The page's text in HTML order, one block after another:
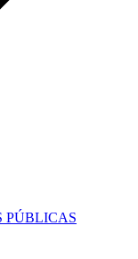
PÚBLICAS